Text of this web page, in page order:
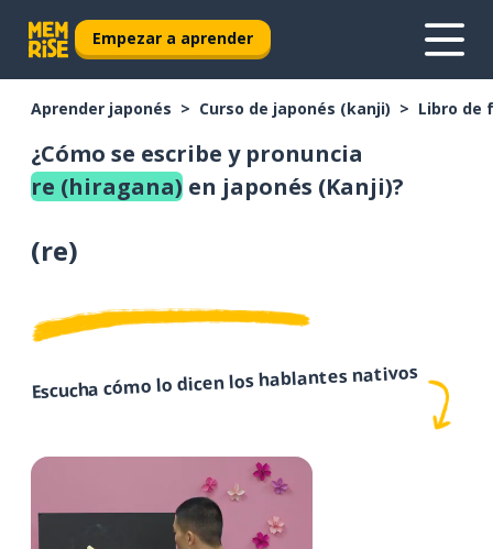
Empezar a aprender
Aprender japonés Curso de japonés (kanji) Libro de
¿Cómo se escribe y pronuncia
re (hiragana) en japonés (Kanji)?
(re)
Escucha cómo lo dicen los hablantes nativos